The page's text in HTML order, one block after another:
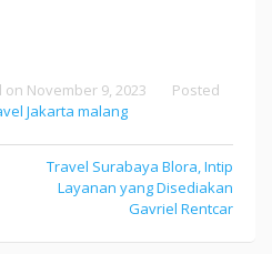
on November 9, 2023
Posted
Jakarta malang
Travel Surabaya Blora, Intip
Layanan yang Disediakan
Gavriel Rentcar